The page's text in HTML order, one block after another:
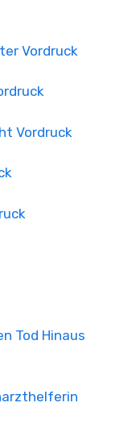
Vordruck
Vordruck
Tod Hinaus